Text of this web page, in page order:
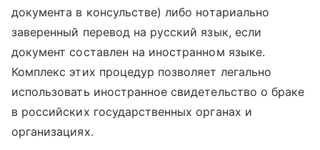
документа в консульстве) либо нотариально
заверенный перевод на русский язык, если
документ составлен на иностранном языке.
Комплекс этих процедур позволяет легально
использовать иностранное свидетельство о браке
в российских государственных органах и
организациях.